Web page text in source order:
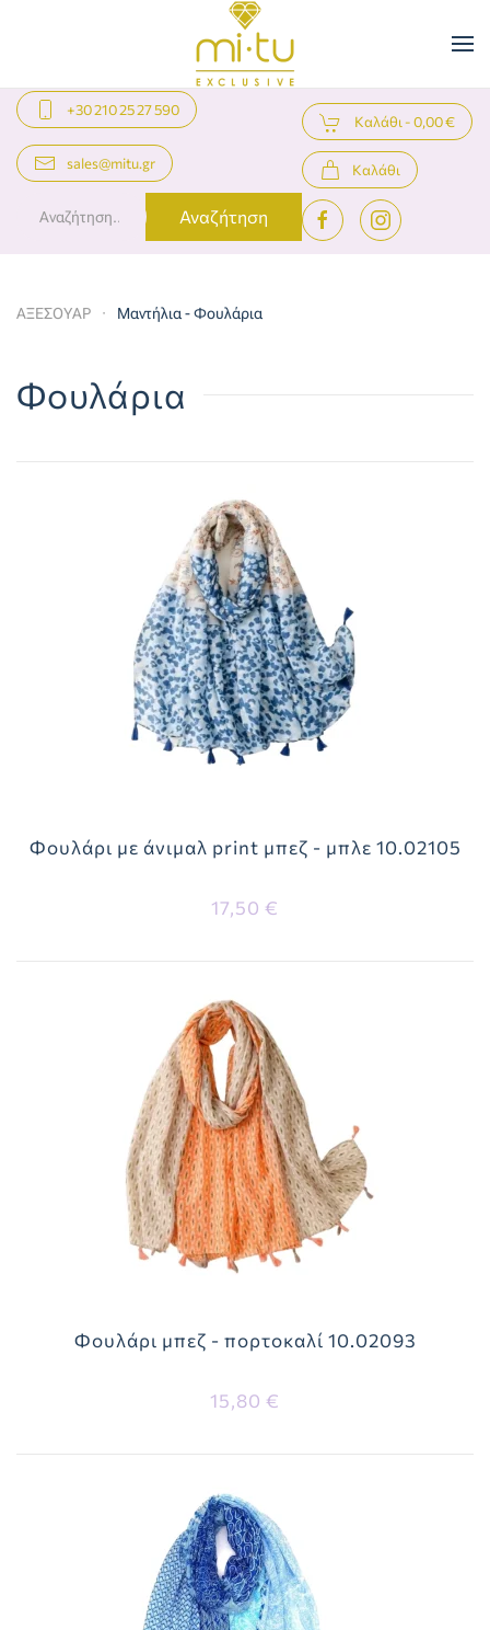
Skip to main content
+30 210 25 27 590
sales@mitu.gr
Αναζήτηση
Καλάθι -0,00 €
Καλάθι
ΑΞΕΣΟΥΑΡ Μαντήλια - Φουλάρια
Φουλάρια
Φουλάρι με άνιμαλ print μπεζ - μπλε 10.02105
17,50 €
Φουλάρι μπεζ - πορτοκαλί 10.02093
15,80 €